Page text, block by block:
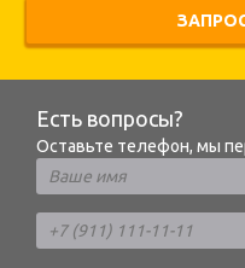
Есть вопросы?
Оставьте телефон, мы